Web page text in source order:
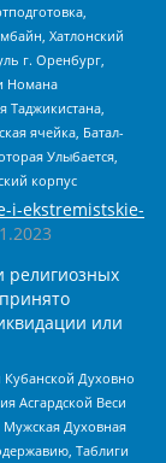
Хатлонский
г. Оренбург,
Номана
Таджикистана,
ячейка, Батал-
Улыбается,
корпус
i-ekstremistskie-
или
Кубанской Духовно
Асгардской Веси
Духовная
Таблиги